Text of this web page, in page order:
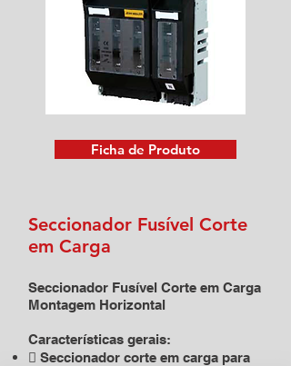
Ficha de Produto
Seccionador Fusível Corte
em Carga
Seccionador Fusível Corte em Carga
Montagem Horizontal
Características gerais:
 Seccionador corte em carga para